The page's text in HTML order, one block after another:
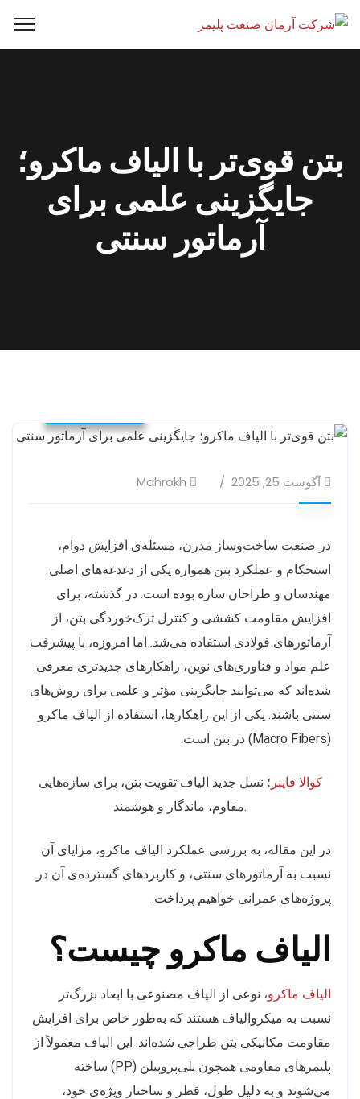
بتن قوی‌تر با الیاف ماکرو؛
جایگزینی علمی برای
آرماتور سنتی
آگوست 25, 2025 Mahrokh
در صنعت ساخت‌وساز مدرن، مسئله‌ی افزایش دوام،
استحکام و عملکرد بتن همواره یکی از دغدغه‌های اصلی
مهندسان و طراحان سازه بوده است. در گذشته، برای
افزایش مقاومت کششی و کنترل ترک‌خوردگی بتن، از
آرماتورهای فولادی استفاده می‌شد. اما امروزه، با پیشرفت
علم مواد و فناوری‌های نوین، راهکارهای جدیدتری معرفی
شده‌اند که می‌توانند جایگزینی مؤثر و علمی برای روش‌های
سنتی باشند. یکی از این راهکارها، استفاده از الیاف ماکرو
(Macro Fibers) در بتن است.
کوالا فایبر ؛ نسل جدید الیاف تقویت بتن، برای سازه‌هایی
مقاوم، ماندگار و هوشمند.
در این مقاله، به بررسی عملکرد الیاف ماکرو، مزایای آن
نسبت به آرماتورهای سنتی، و کاربردهای گسترده‌ی آن در
پروژه‌های عمرانی خواهیم پرداخت.
الیاف ماکرو چیست؟
الیاف ماکرو، نوعی از الیاف مصنوعی با ابعاد بزرگ‌تر
نسبت به میکروالیاف هستند که به‌طور خاص برای افزایش
مقاومت مکانیکی بتن طراحی شده‌اند. این الیاف معمولاً از
پلیمرهای مقاومی همچون پلی‌پروپیلن (PP) ساخته
می‌شوند و به دلیل طول، قطر و ساختار ویژه‌ی خود،